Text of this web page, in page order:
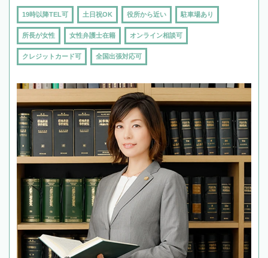
19時以降TEL可 土日祝OK 役所から近い 駐車場あり
所長が女性 女性弁護士在籍 オンライン相談可
クレジットカード可 全国出張対応可